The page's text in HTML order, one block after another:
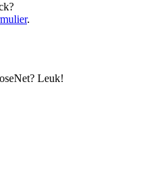
.
Leuk!